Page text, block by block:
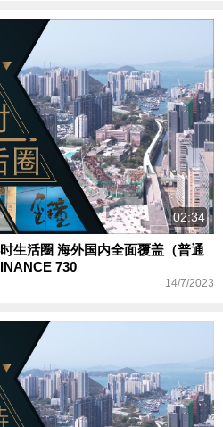
02:34
生活圈 海外国内全面覆盖（普通
730
14/7/2023